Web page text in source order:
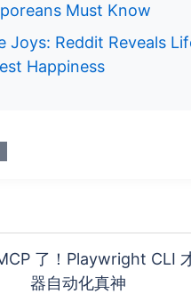
Must Know
Joys: Reddit Reveals
Happiness
了！Playwright CLI
器自动化真神